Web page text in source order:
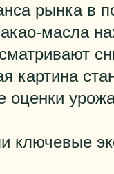
рынка в
масла
картина
оценки
ключевые